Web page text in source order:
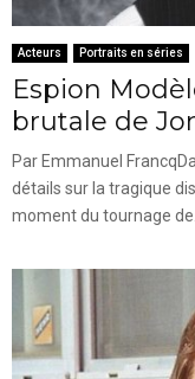
Acteurs Portraits en séries
Espion
brutale de
Par Emmanuel
détails sur la tragique
moment du tournage de...